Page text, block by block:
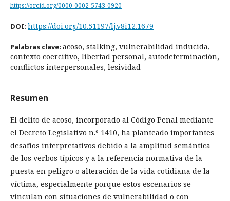
https://orcid.org/0000-0002-5743-0920
DOI: https://doi.org/10.51197/lj.v8i12.1679
Palabras clave: acoso, stalking, vulnerabilidad inducida,
contexto coercitivo, libertad personal, autodeterminación,
conflictos interpersonales, lesividad
Resumen
El delito de acoso, incorporado al Código Penal mediante
el Decreto Legislativo n.º 1410, ha planteado importantes
desafíos interpretativos debido a la amplitud semántica
de los verbos típicos y a la referencia normativa de la
puesta en peligro o alteración de la vida cotidiana de la
víctima, especialmente porque estos escenarios se
vinculan con situaciones de vulnerabilidad o con